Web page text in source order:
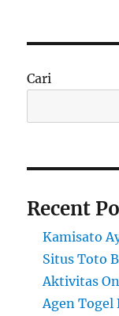
Cari
Recent
Kamisato
Situs Toto
Aktivitas
Agen Togel